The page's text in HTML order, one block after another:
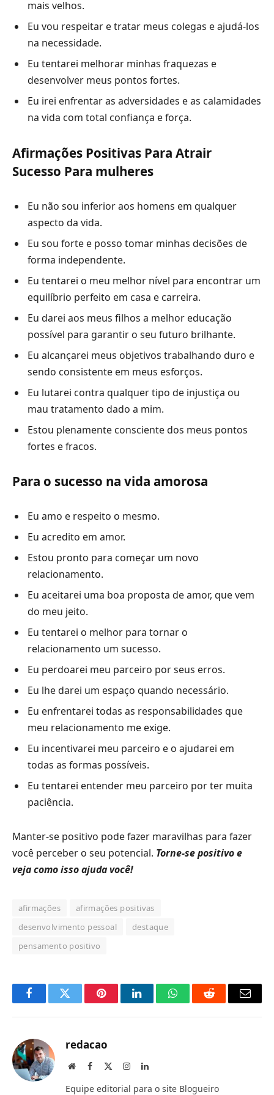
mais velhos.
Eu vou respeitar e tratar meus colegas e ajudá-los
na necessidade.
Eu tentarei melhorar minhas fraquezas e
desenvolver meus pontos fortes.
Eu irei enfrentar as adversidades e as calamidades
na vida com total confiança e força.
Afirmações Positivas Para Atrair
Sucesso Para mulheres
Eu não sou inferior aos homens em qualquer
aspecto da vida.
Eu sou forte e posso tomar minhas decisões de
forma independente.
Eu tentarei o meu melhor nível para encontrar um
equilíbrio perfeito em casa e carreira.
Eu darei aos meus filhos a melhor educação
possível para garantir o seu futuro brilhante.
Eu alcançarei meus objetivos trabalhando duro e
sendo consistente em meus esforços.
Eu lutarei contra qualquer tipo de injustiça ou
mau tratamento dado a mim.
Estou plenamente consciente dos meus pontos
fortes e fracos.
Para o sucesso na vida amorosa
Eu amo e respeito o mesmo.
Eu acredito em amor.
Estou pronto para começar um novo
relacionamento.
Eu aceitarei uma boa proposta de amor, que vem
do meu jeito.
Eu tentarei o melhor para tornar o
relacionamento um sucesso.
Eu perdoarei meu parceiro por seus erros.
Eu lhe darei um espaço quando necessário.
Eu enfrentarei todas as responsabilidades que
meu relacionamento me exige.
Eu incentivarei meu parceiro e o ajudarei em
todas as formas possíveis.
Eu tentarei entender meu parceiro por ter muita
paciência.
Manter-se positivo pode fazer maravilhas para fazer
você perceber o seu potencial. Torne-se positivo e
veja como isso ajuda você!
afirmações
afirmações positivas
desenvolvimento pessoal
destaque
pensamento positivo
FacebookTwitter PinterestLinkedInO
Reddit
E-
redacao
Site Facebook InstagramLinkedIn
Equipe editorial para o site Blogueiro